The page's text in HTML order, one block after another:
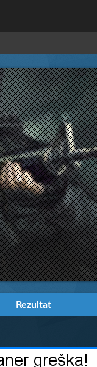
Rezultat